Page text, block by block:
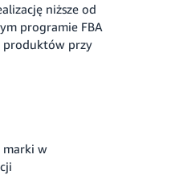
niższe od
programie FBA
produktów przy
marki w